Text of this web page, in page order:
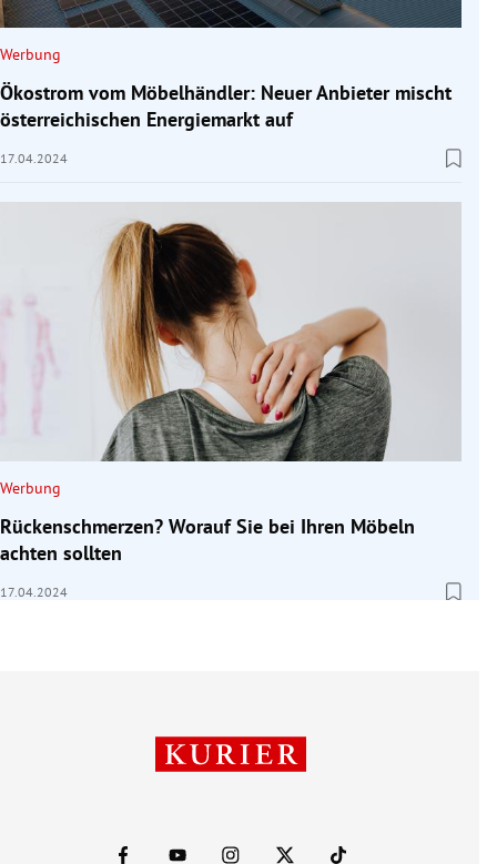
Werbung
Ökostrom vom Möbelhändler: Neuer Anbieter mischt
österreichischen Energiemarkt auf
17.04.2024
Werbung
Rückenschmerzen? Worauf Sie bei Ihren Möbeln
achten sollten
17.04.2024